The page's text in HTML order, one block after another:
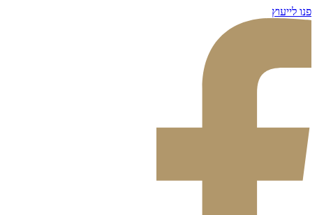
דלג
לתוכן
פנו לייעוץ